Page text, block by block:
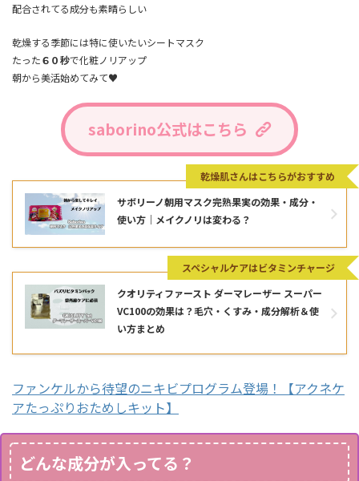
配合されてる成分も素晴らしい
乾燥する季節には特に使いたいシートマスク
たった６０秒で化粧ノリアップ
朝から美活始めてみて♥
saborino公式はこちら
サボリーノ朝用マスク完熟果実の効果・成分・
使い方｜メイクノリは変わる？
乾燥肌さんはこちらがおすすめ
クオリティファースト ダーマレーザー スーパー
VC100の効果は？毛穴・くすみ・成分解析＆使
い方まとめ
スペシャルケアはビタミンチャージ
ファンケルから待望のニキビプログラム登場！【アクネケ
アたっぷりおためしキット】
どんな成分が入ってる？